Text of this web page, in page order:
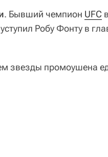
. Бывший чемпион UFC
Робу Фонту в
звезды промоушена